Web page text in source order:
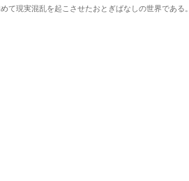
て現実混乱を起こさせたおとぎばなしの世界である。